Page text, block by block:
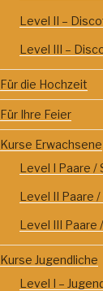
Level II –
Level III –
Für die Hochzeit
Für Ihre Feier
Kurse Erwachsene
Level I Paare /
Level II Paare
Level III Paare
Kurse Jugendliche
Level I –